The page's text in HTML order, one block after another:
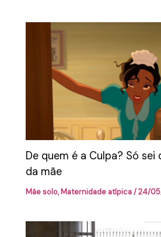
De quem é a Culpa? Só sei
da mãe
Mãe solo,Maternidade atípica/24/